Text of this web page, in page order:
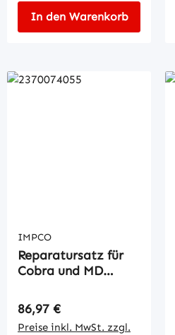
In den Warenkorb
IMPCO
Reparatursatz für
Cobra und MD
Regulärer Preis:
86,97 €
Preise inkl. MwSt. zzgl.